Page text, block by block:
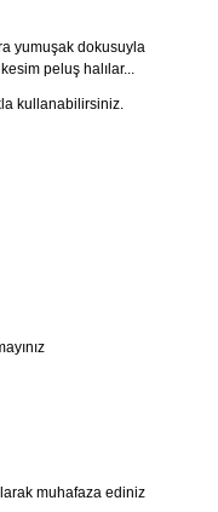
yumuşak dokusuyla
peluş halılar...
kullanabilirsiniz.
muhafaza ediniz